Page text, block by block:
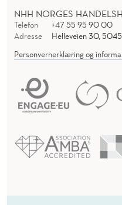
NHH NORGES
Telefon
+47 55 95 90 00
Adresse
Helleveien 30,
Personvernerklæring og